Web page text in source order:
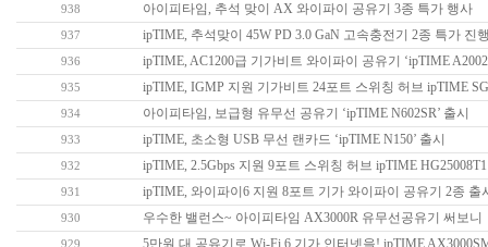
938 아이피타임, 추석 맞이 AX 와이파이 공유기 3종 특가 행사
937 ipTIME, 추석맞이 45W PD 3.0 GaN 고속충전기 2종 특가 진
936 ipTIME, AC1200급 기가비트 와이파이 공유기 ‘ipTIME
935 ipTIME, IGMP 지원 기가비트 24포트 스위칭 허브 ipTIME
934 아이피타임, 보급형 유무선 공유기 ‘ipTIME N602SR’ 출시
933 ipTIME, 초소형 USB 무선 랜카드 ‘ipTIME N150’ 출시
932 ipTIME, 2.5Gbps 지원 9포트 스위칭 허브 ipTIME
931 ipTIME, 와이파이6 지원 8포트 기가 와이파이 공유기 2종 출
930 우수한 밸런스~ 아이피타임 AX3000R 유무선공유기 써보니
929 5만원 대 공유기로 Wi-Fi 6 기가 인터넷을! ipTIME